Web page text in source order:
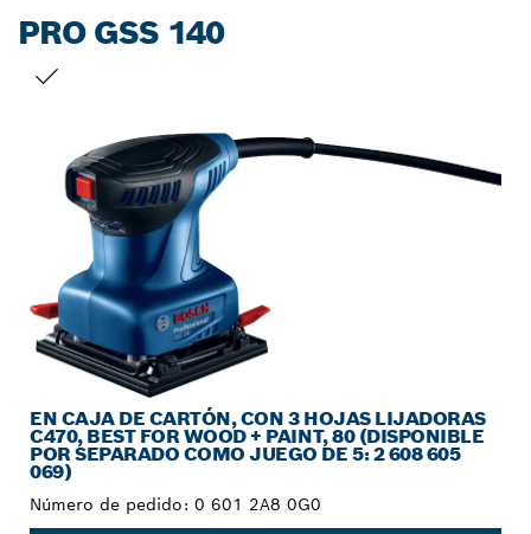
PRO GSS 140
EN CAJA DE CARTÓN, CON 3 HOJAS LIJADORAS
C470, BEST FOR WOOD + PAINT, 80 (DISPONIBLE
POR SEPARADO COMO JUEGO DE 5: 2 608 605
069)
Número de pedido: 0 601 2A8 0G0